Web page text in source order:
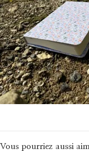
Vous pourriez aussi